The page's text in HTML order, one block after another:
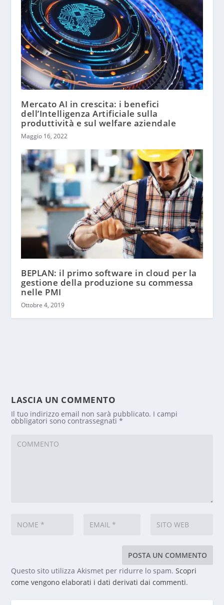
Mercato AI in crescita: i benefici
dell’Intelligenza Artificiale sulla
produttività e sul welfare aziendale
Maggio 16, 2022
BEPLAN: il primo software in cloud per la
gestione della produzione su commessa
nelle PMI
Ottobre 4, 2019
LASCIA UN COMMENTO
Il tuo indirizzo email non sarà pubblicato. I campi
obbligatori sono contrassegnati*
Questo sito utilizza Akismet per ridurre lo spam.Scopri
come vengono elaborati i dati derivati dai commenti.